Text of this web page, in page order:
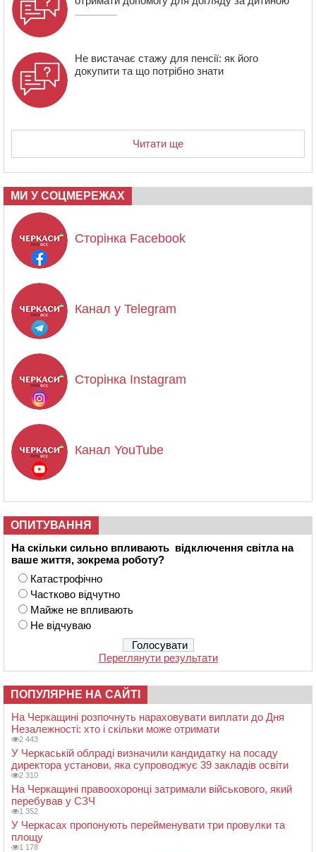
Не вистачає стажу для пенсії: як його
докупити та що потрібно знати
Читати ще
МИ У СОЦМЕРЕЖАХ
Сторінка Facebook
Канал у Telegram
Сторінка Instagram
Канал YouTube
ОПИТУВАННЯ
На скільки сильно впливають відключення світла на
ваше життя, зокрема роботу?
Катастрофічно
Частково відчутно
Майже не впливають
Не відчуваю
Переглянути результати
ПОПУЛЯРНЕ НА САЙТІ
На Черкащині розпочнуть нараховувати виплати до Дня
Незалежності: хто і скільки може отримати
2 443
У Черкаській облраді визначили кандидатку на посаду
директора установи, яка супроводжує 39 закладів освіти
2 310
На Черкащині правоохоронці затримали військового, який
перебував у СЗЧ
1 352
У Черкасах пропонують перейменувати три провулки та
площу
1 178